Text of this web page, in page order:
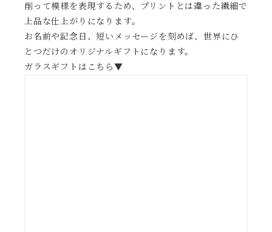
削って模様を表現するため、プリントとは違った繊細で
上品な仕上がりになります。
お名前や記念日、短いメッセージを刻めば、世界にひ
とつだけのオリジナルギフトになります。
ガラスギフトはこちら▼